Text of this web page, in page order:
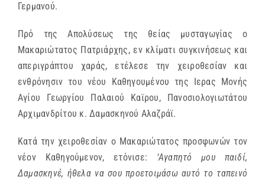
Γερμανού.
Πρό της Απολύσεως της θείας μυσταγωγίας ο
Μακαριώτατος Πατριάρχης, εν κλίματι συγκινήσεως και
απεριγράπτου χαράς, ετέλεσε την χειροθεσίαν και
ενθρόνησιν του νέου Καθηγουμένου της Ιερας Μονής
Αγίου Γεωργίου Παλαιού Καϊρου, Πανοσιολογιωτάτου
Αρχιμανδρίτου κ. Δαμασκηνού Αλαζράϊ.
Κατά την χειροθεσίαν ο Μακαριώτατος προσφωνών τον
νέον Καθηγούμενον, ετόνισε: ‘Αγαπητό μου παιδί,
Δαμασκηνέ, ήθελα να σου προετοιμάσω αυτό το ταπεινό